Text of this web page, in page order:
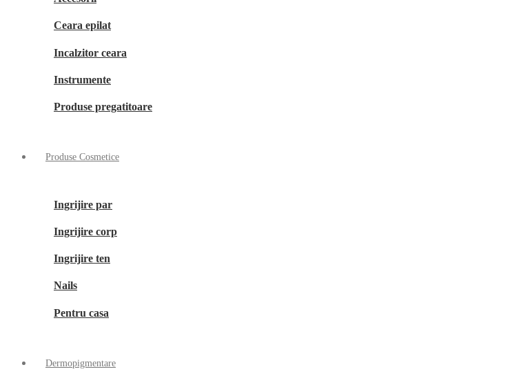
Ceara epilat
Incalzitor ceara
Instrumente
Produse pregatitoare
Produse Cosmetice
Ingrijire par
Ingrijire corp
Ingrijire ten
Nails
Pentru casa
Dermopigmentare